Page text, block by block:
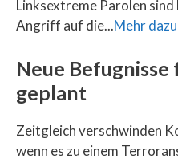
Linksextreme Parolen
Angriff auf die...Mehr dazu
Neue Befugnisse
geplant
Zeitgleich verschwinden
wenn es zu einem